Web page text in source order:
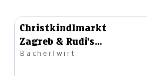
Christkindlmarkt
Zagreb & Rudi's
Advent-Musigaude in
Bacherlwirt